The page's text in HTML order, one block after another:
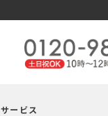
サービス